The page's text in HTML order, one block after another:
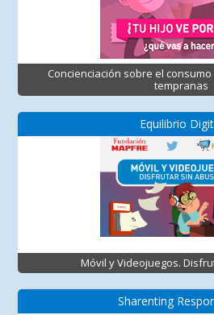
Concienciación sobre el
tempranas
Equilibrio
Móvil y Videojuegos.
Sharenting